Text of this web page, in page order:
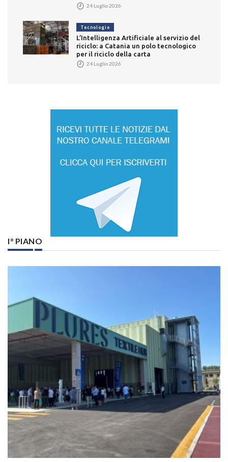
24 Luglio 2026
Tecnologie
L’Intelligenza Artificiale al servizio del
riciclo: a Catania un polo tecnologico
per il riciclo della carta
24 Luglio 2026
I° PIANO